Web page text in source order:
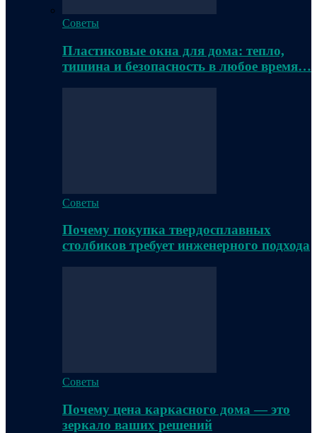
Советы
Пластиковые окна для дома: тепло,
тишина и безопасность в любое время…
Советы
Почему покупка твердосплавных
столбиков требует инженерного подхода
Советы
Почему цена каркасного дома — это
зеркало ваших решений